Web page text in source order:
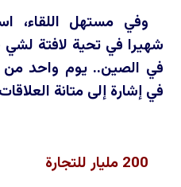
وفي مستهل اللقاء،
شهيرا في تحية لافتة لشي
في الصين.. يوم واحد من
في إشارة إلى متانة
200 مليار للتجارة